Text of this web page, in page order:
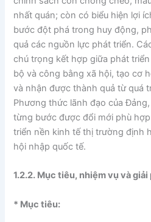
nhất quán; còn có biểu hiện lợi
bước đột phá trong huy động,
quả các nguồn lực phát triển.
chú trọng kết hợp giữa phát
bộ và công bằng xã hội, tạo cơ
và nhận được thành quả từ quá
Phương thức lãnh đạo của
từng bước được đổi mới phù
triển nền kinh tế thị trường định
hội nhập quốc tế.
1.2.2. Mục tiêu, nhiệm vụ và giải
* Mục tiêu: